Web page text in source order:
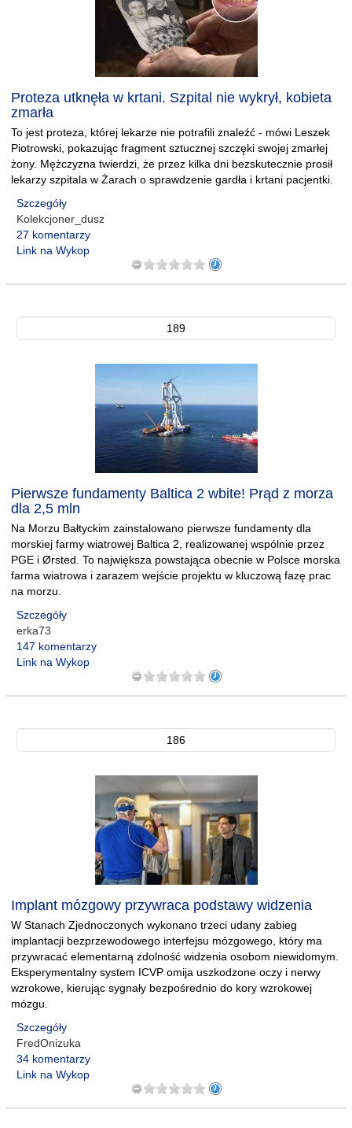
Proteza utknęła w krtani. Szpital nie wykrył, kobieta
zmarła
To jest proteza, której lekarze nie potrafili znaleźć - mówi Leszek
Piotrowski, pokazując fragment sztucznej szczęki swojej zmarłej
żony. Mężczyzna twierdzi, że przez kilka dni bezskutecznie prosił
lekarzy szpitala w Żarach o sprawdzenie gardła i krtani pacjentki.
Szczegóły
Kolekcjoner_dusz
27 komentarzy
Link na Wykop
189
Pierwsze fundamenty Baltica 2 wbite! Prąd z morza
dla 2,5 mln
Na Morzu Bałtyckim zainstalowano pierwsze fundamenty dla
morskiej farmy wiatrowej Baltica 2, realizowanej wspólnie przez
PGE i Ørsted. To największa powstająca obecnie w Polsce morska
farma wiatrowa i zarazem wejście projektu w kluczową fazę prac
na morzu.
Szczegóły
erka73
147 komentarzy
Link na Wykop
186
Implant mózgowy przywraca podstawy widzenia
W Stanach Zjednoczonych wykonano trzeci udany zabieg
implantacji bezprzewodowego interfejsu mózgowego, który ma
przywracać elementarną zdolność widzenia osobom niewidomym.
Eksperymentalny system ICVP omija uszkodzone oczy i nerwy
wzrokowe, kierując sygnały bezpośrednio do kory wzrokowej
mózgu.
Szczegóły
FredOnizuka
34 komentarzy
Link na Wykop